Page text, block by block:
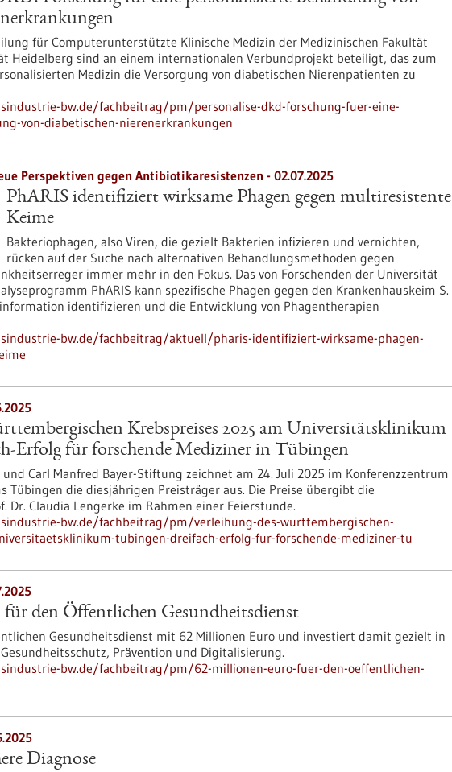
für Computerunterstützte Klinische Medizin der Medizinischen Fakultät
Heidelberg sind an einem internationalen Verbundprojekt beteiligt, das zum
Medizin die Versorgung von diabetischen Nierenpatienten zu
bw.de/fachbeitrag/pm/personalise-dkd-forschung-fuer-eine-
von-diabetischen-nierenerkrankungen
Perspektiven gegen Antibiotikaresistenzen - 02.07.2025
PhARIS identifiziert wirksame Phagen gegen multiresistente
Keime
Bakteriophagen, also Viren, die gezielt Bakterien infizieren und vernichten,
rücken auf der Suche nach alternativen Behandlungsmethoden gegen
immer mehr in den Fokus. Das von Forschenden der Universität
PhARIS kann spezifische Phagen gegen den Krankenhauskeim S.
identifizieren und die Entwicklung von Phagentherapien
bw.de/fachbeitrag/aktuell/pharis-identifiziert-wirksame-phagen-
Krebspreises 2025 am Universitätsklinikum
Erfolg für forschende Mediziner in Tübingen
und Carl Manfred Bayer-Stiftung zeichnet am 24. Juli 2025 im Konferenzzentrum
Tübingen die diesjährigen Preisträger aus. Die Preise übergibt die
Dr. Claudia Lengerke im Rahmen einer Feierstunde.
bw.de/fachbeitrag/pm/verleihung-des-wurttembergischen-
tubingen-dreifach-erfolg-fur-forschende-mediziner-tu
den Öffentlichen Gesundheitsdienst
Gesundheitsdienst mit 62 Millionen Euro und investiert damit gezielt in
Prävention und Digitalisierung.
bw.de/fachbeitrag/pm/62-millionen-euro-fuer-den-oeffentlichen-
Diagnose